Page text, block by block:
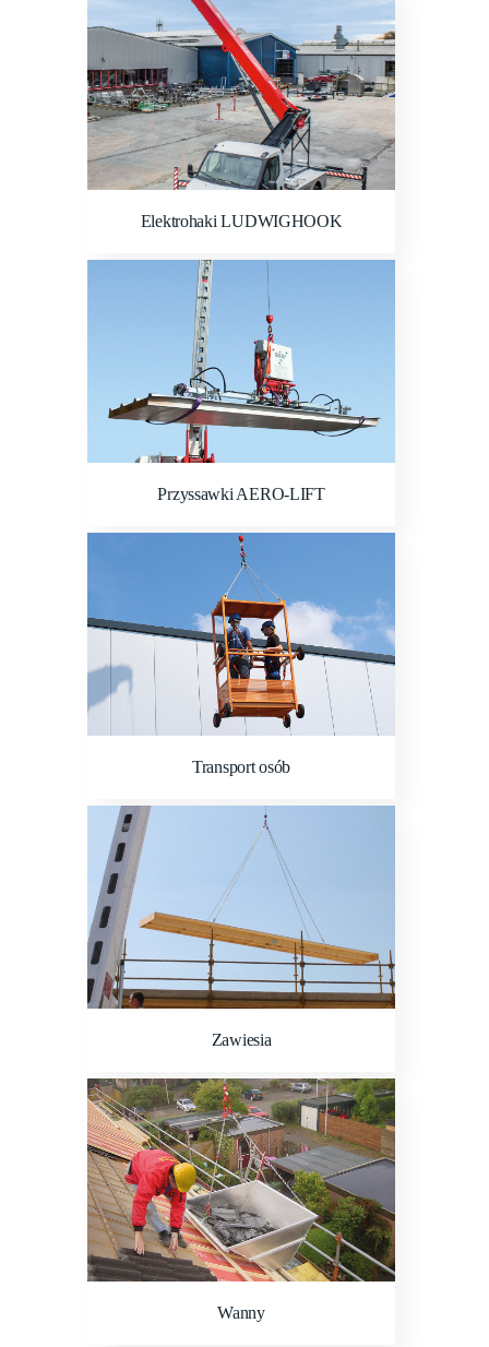
Elektrohaki LUDWIGHOOK
Przyssawki AERO-LIFT
Transport osób
Zawiesia
Wanny